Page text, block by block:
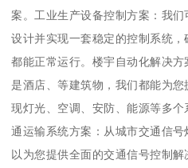
案。工业生产设备控制方案：我们
设计并实现一套稳定的控制系统
都能正常运行。楼宇自动化解决
是酒店、等建筑物，我们都能为
现灯光、空调、安防、能源等多
通运输系统方案：从城市交通信
以为您提供全面的交通信号控制